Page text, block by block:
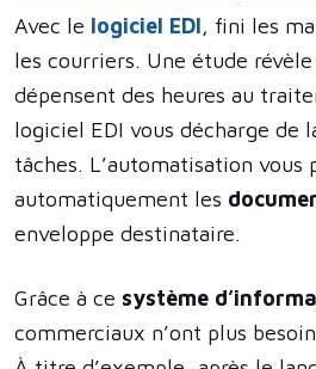
Avec le logiciel EDI, fini les
les courriers. Une étude révèle
dépensent des heures au
logiciel EDI vous décharge de
tâches. L’automatisation vous
automatiquement les
enveloppe destinataire.
Grâce à ce système
commerciaux n’ont plus